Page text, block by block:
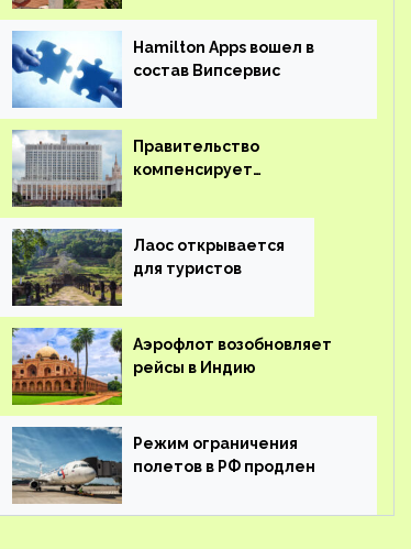
Hamilton Apps вошел в
состав Випсервис
Правительство
компенсирует
на вывоз россиян из-за
рубежа
Лаос открывается
для туристов
Аэрофлот возобновляет
рейсы в Индию
Режим ограничения
полетов в РФ продлен